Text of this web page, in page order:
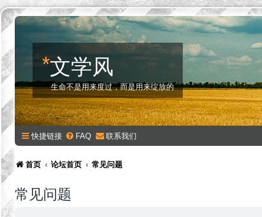
*文学风
生命不是用来度过，而是用来绽放的
快捷链接 FAQ 联系我们
首页 论坛首页 常见问题
常见问题